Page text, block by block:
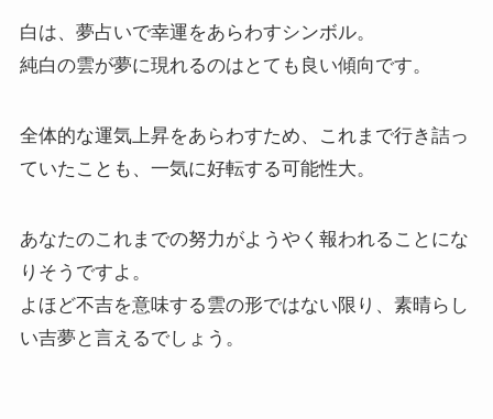
白は、夢占いで幸運をあらわすシンボル。
純白の雲が夢に現れるのはとても良い傾向です。
全体的な運気上昇をあらわすため、これまで行き詰っ
ていたことも、一気に好転する可能性大。
あなたのこれまでの努力がようやく報われることにな
りそうですよ。
よほど不吉を意味する雲の形ではない限り、素晴らし
い吉夢と言えるでしょう。